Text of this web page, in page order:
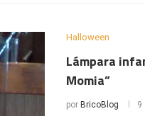
Halloween
Lámpara
Momia”
por BricoBlog 9